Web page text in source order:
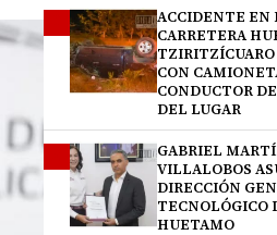
ACCIDENTE EN
CARRETERA
CON
CONDUCTOR
DEL LUGAR
GABRIEL
VILLALOBOS
DIRECCIÓN
TECNOLÓGICO
HUETAMO